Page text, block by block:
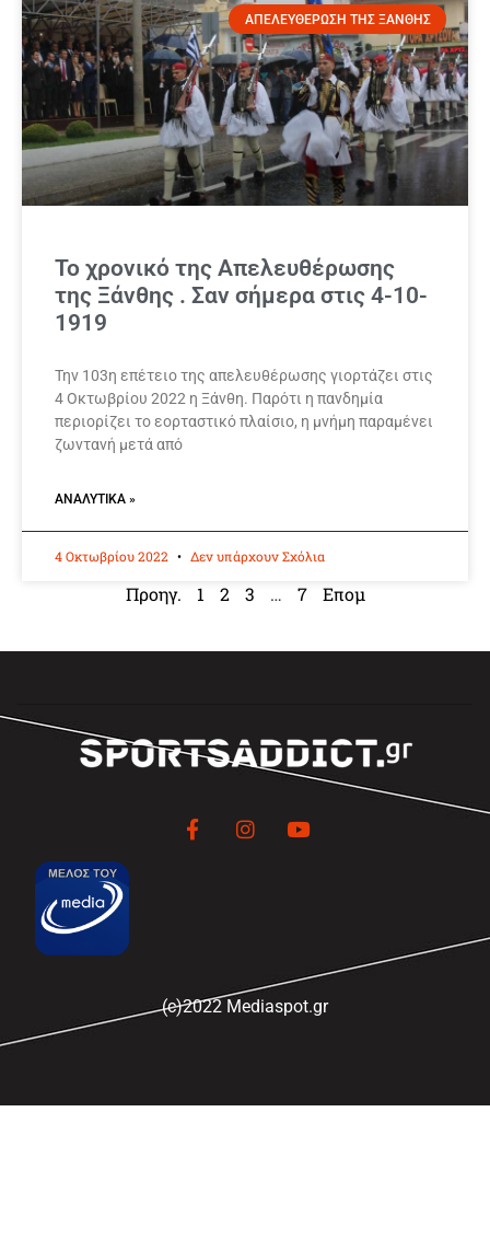
ΑΠΕΛΕΥΘΕΡΩΣΗ ΤΗΣ ΞΑΝΘΗΣ
Το χρονικό της Απελευθέρωσης
της Ξάνθης . Σαν σήμερα στις 4-10-
1919
Την 103η επέτειο της απελευθέρωσης γιορτάζει στις
4 Οκτωβρίου 2022 η Ξάνθη. Παρότι η πανδημία
περιορίζει το εορταστικό πλαίσιο, η μνήμη παραμένει
ζωντανή μετά από
ΑΝΑΛΥΤΙΚΆ »
4 Οκτωβρίου 2022 Δεν υπάρχουν Σχόλια
Προηγ. 1 2 3 … 7 Επομ
(c)2022 Mediaspot.gr